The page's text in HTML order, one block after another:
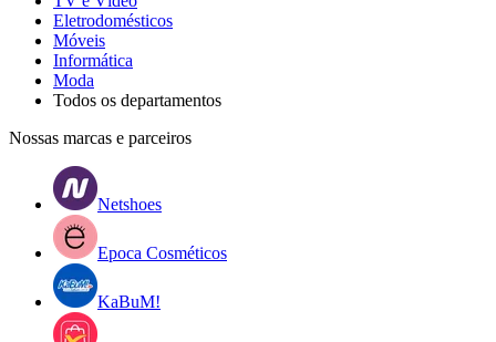
Eletrodomésticos
Móveis
Informática
Moda
Todos os departamentos
Nossas marcas e parceiros
Netshoes
Epoca Cosméticos
KaBuM!